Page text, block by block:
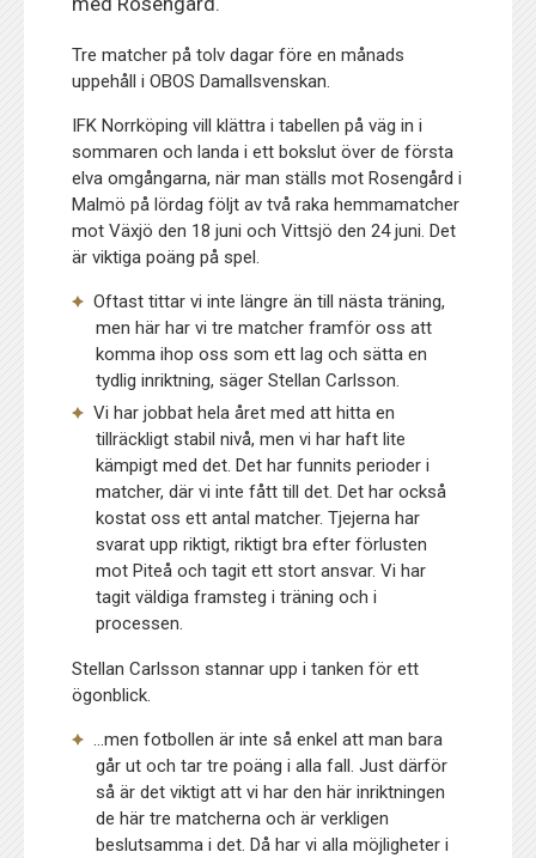
Tre matcher på tolv dagar före en månads
uppehåll i OBOS Damallsvenskan.
IFK Norrköping vill klättra i tabellen på väg in i
sommaren och landa i ett bokslut över de första
elva omgångarna, när man ställs mot Rosengård i
Malmö på lördag följt av två raka hemmamatcher
mot Växjö den 18 juni och Vittsjö den 24 juni. Det
är viktiga poäng på spel.
Oftast tittar vi inte längre än till nästa träning,
men här har vi tre matcher framför oss att
komma ihop oss som ett lag och sätta en
tydlig inriktning, säger Stellan Carlsson.
Vi har jobbat hela året med att hitta en
tillräckligt stabil nivå, men vi har haft lite
kämpigt med det. Det har funnits perioder i
matcher, där vi inte fått till det. Det har också
kostat oss ett antal matcher. Tjejerna har
svarat upp riktigt, riktigt bra efter förlusten
mot Piteå och tagit ett stort ansvar. Vi har
tagit väldiga framsteg i träning och i
processen.
Stellan Carlsson stannar upp i tanken för ett
ögonblick.
…men fotbollen är inte så enkel att man bara
går ut och tar tre poäng i alla fall. Just därför
så är det viktigt att vi har den här inriktningen
de här tre matcherna och är verkligen
beslutsamma i det. Då har vi alla möjligheter i